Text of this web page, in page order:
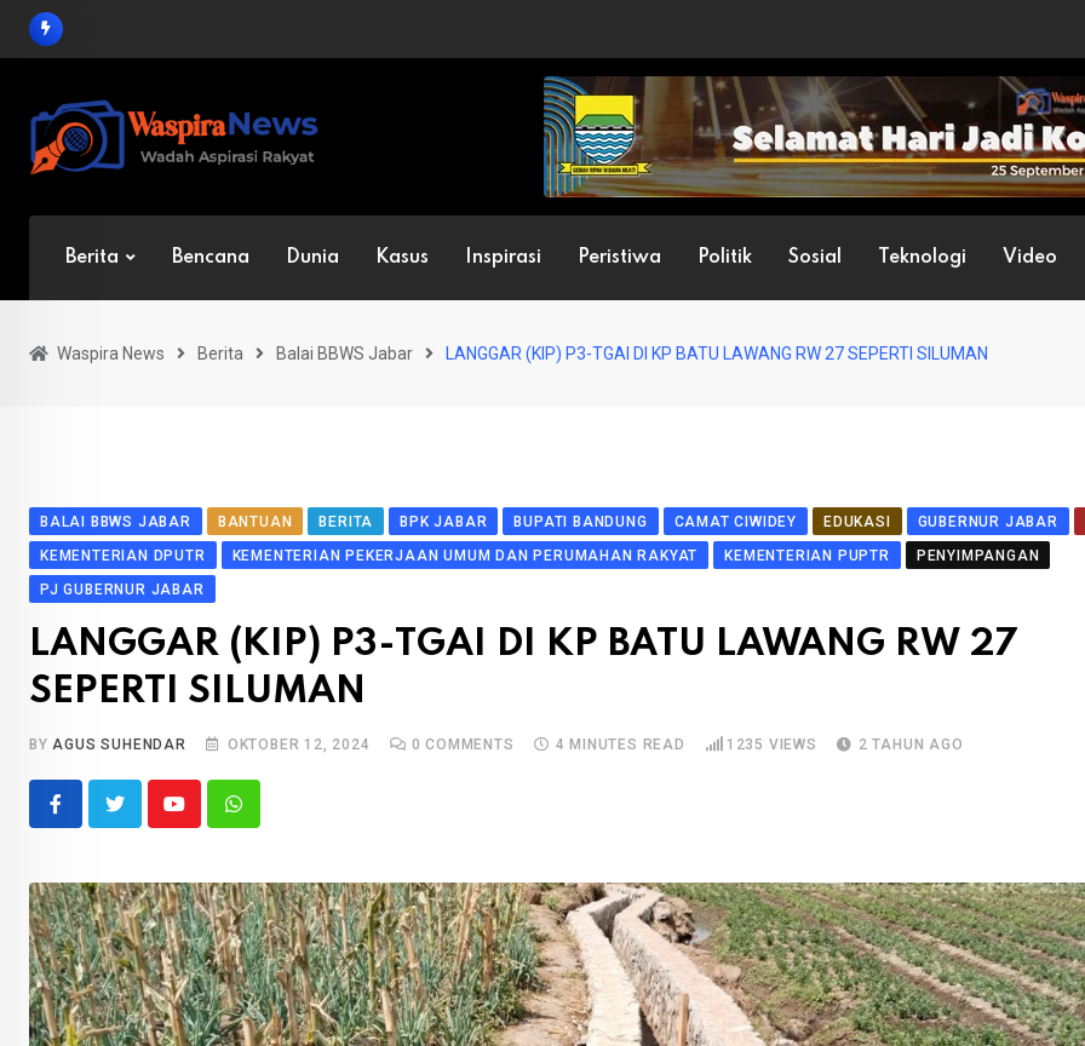
Skip
Berita Bencana Dunia Kasus Inspirasi Peristiwa Politik Sosial Teknologi Video
Waspira News Berita Balai BBWS Jabar LANGGAR (KIP) P3-TGAI DI KP BATU LAWANG RW 27 SEPERTI SILUMAN
BALAI BBWS JABAR BANTUAN BERITA BPK JABAR BUPATI BANDUNG CAMAT CIWIDEY EDUKASI GUBERNUR JABAR
KEMENTERIAN DPUTR
KEMENTERIAN PEKERJAAN UMUM DAN PERUMAHAN RAKYAT KEMENTERIAN PUPTR
PENYIMPANGAN
PJ GUBERNUR JABAR
LANGGAR (KIP) P3-TGAI DI KP BATU LAWANG RW 27
SEPERTI SILUMAN
BYAGUS SUHENDAR OKTOBER 12, 2024 0 COMMENTS 4 MINUTES READ 1235 VIEWS 2 TAHUN AGO
YoutubeWhatsapp